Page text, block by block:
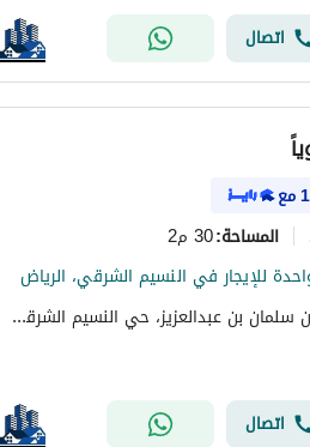
اتصال
مع
المساحة:30 م2
للإيجار في النسيم الشرقي، الرياض
شارع الامير احمد بن سلمان بن عبدالعزيز، حي النسيم الشرقي، شرق الرياض، الرياض
اتصال